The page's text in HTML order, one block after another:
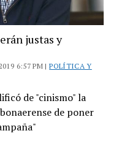
justas y
6:57 PM |POLÍTICA Y
de "cinismo" la
de poner